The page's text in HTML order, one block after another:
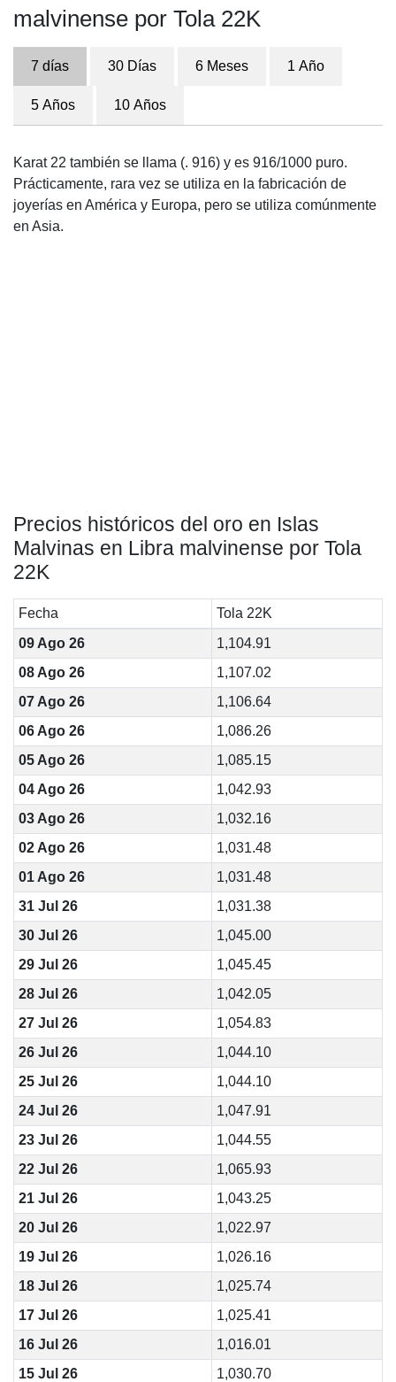
malvinense por Tola 22K
7 días 30 Días 6 Meses 1 Año
5 Años 10 Años
Karat 22 también se llama (. 916) y es 916/1000 puro.
Prácticamente, rara vez se utiliza en la fabricación de
joyerías en América y Europa, pero se utiliza comúnmente
en Asia.
Precios históricos del oro en Islas
Malvinas en Libra malvinense por Tola
22K
Fecha
Tola 22K
09 Ago 26
1,104.91
08 Ago 26
1,107.02
07 Ago 26
1,106.64
06 Ago 26
1,086.26
05 Ago 26
1,085.15
04 Ago 26
1,042.93
03 Ago 26
1,032.16
02 Ago 26
1,031.48
01 Ago 26
1,031.48
31 Jul 26
1,031.38
30 Jul 26
1,045.00
29 Jul 26
1,045.45
28 Jul 26
1,042.05
27 Jul 26
1,054.83
26 Jul 26
1,044.10
25 Jul 26
1,044.10
24 Jul 26
1,047.91
23 Jul 26
1,044.55
22 Jul 26
1,065.93
21 Jul 26
1,043.25
20 Jul 26
1,022.97
19 Jul 26
1,026.16
18 Jul 26
1,025.74
17 Jul 26
1,025.41
16 Jul 26
1,016.01
15 Jul 26
1,030.70